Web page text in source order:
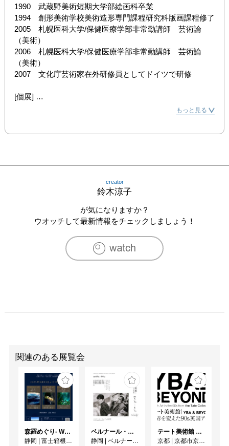
1990　武蔵野美術短期大学部絵画科卒業
1994　創形美術学校美術造形専門課程研究科版画課程修了
2005　札幌医科大学/保健医療学部非常勤講師　芸術論
（美術）
2006　札幌医科大学/保健医療学部非常勤講師　芸術論
（美術）
2007　文化庁芸術家在外研修員としてドイツで研修
[個展]
2001　コンチネンタルギャラリー（札幌）
2004　「Mama Doll -home light-」ツァイトフォトサロン
2005　「childhood－」CAIギャラリー（札幌）
「N,E,blood21」リアス、アーク美術館（宮城
2006　「北の創造者たち展－虚実皮膜・・その後」札幌芸
術の森美術館講堂(札幌)
2009　「ANIKORA-Kawaii」 ツァイトフォトサロン（東
1998　「アジアプリントアドベンチャー」北海道立近代美
術館（札幌)
「18th MINI
PRINTINTERNATIONALCADAQUES」（スペイン）
1999　「ニセコ尻別川美術展」有島アートギャラリー
「Kunst im handgepack」Fundbureau（ハンブル
もっと見る
creator
鈴木涼子
が気になりますか？
ウオッチして最新情報をチェックしましょう！
関連のある展覧会
森羅めぐり- Wandering in Shinra -
静岡 | 富士箱根カントリークラブ
ベルナール・ビュフェと写真 ーカメラがとらえたビュフェとその時代、そして21 世紀へ
静岡 | ベルナール・ビュフェ美術館
テート美術館 ― YBA & BEYOND 世界を変えた90s英国アート
京都 | 京都市京セラ美術館